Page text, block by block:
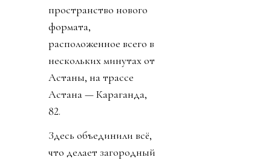
пространство нового
формата,
расположенное всего в
нескольких минутах от
Астаны, на трассе
Астана — Караганда,
82.
Здесь объединили всё,
что делает загородный